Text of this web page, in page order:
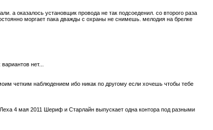
а оказалось установщик провода не так подсоеденил. со второго раза
моргает пака дважды с охраны не снимешь. мелодия на брелке
нет...
четким наблюдением ибо никак по другому если хочешь чтобы тебе
4 мая 2011 Шериф и Старлайн выпускает одна контора под разными